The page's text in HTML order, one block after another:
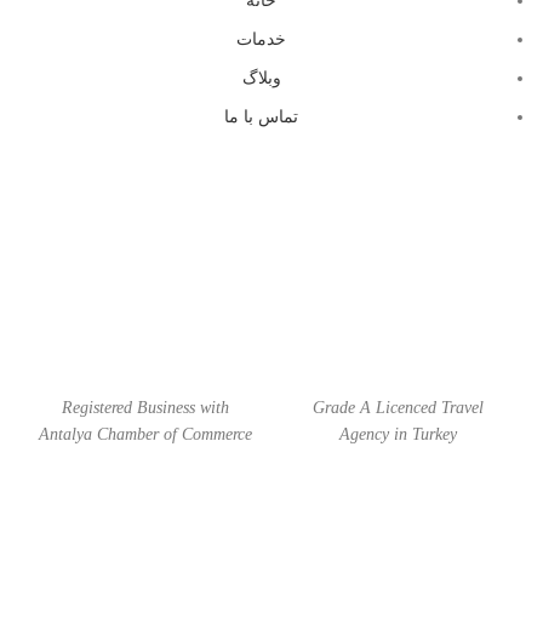
خدمات
وبلاگ
تماس با ما
Grade A Licenced Travel
Agency in Turkey
Registered Business with
Antalya Chamber of Commerce